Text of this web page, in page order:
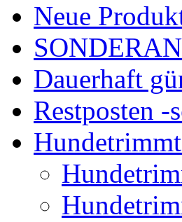
Neue
Dauerhaft
Restposten -